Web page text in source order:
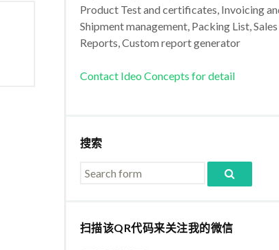
Product Test and certificates, Invoicing
Shipment management, Packing List,
Reports, Custom report generator
Contact Ideo Concepts for detail
搜索
扫描该QR代码来关注我的微信